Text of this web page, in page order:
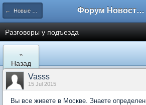
← Новые Водники Форум Новостройки
Разговоры у подъезда
«
Назад
Vasss
15 Jul 2015
Вы все живете в Москве. Знаете